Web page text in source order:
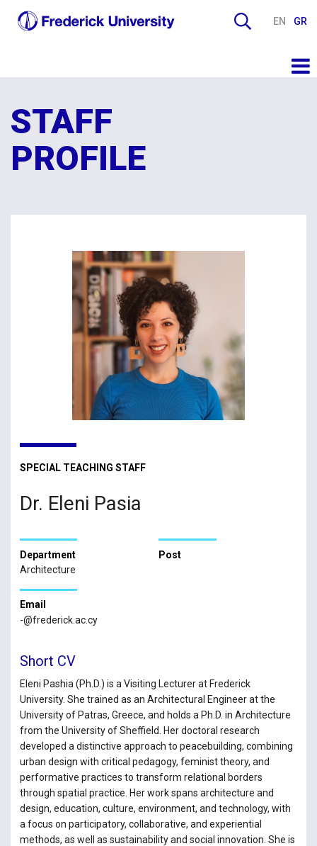
EN GR
STAFF
PROFILE
SPECIAL TEACHING STAFF
Dr. Eleni Pasia
Department
Architecture
Post
Email
-@frederick.ac.cy
Short CV
Eleni Pashia (Ph.D.) is a Visiting Lecturer at Frederick
University. She trained as an Architectural Engineer at the
University of Patras, Greece, and holds a Ph.D. in Architecture
from the University of Sheffield. Her doctoral research
developed a distinctive approach to peacebuilding, combining
urban design with critical pedagogy, feminist theory, and
performative practices to transform relational borders
through spatial practice. Her work spans architecture and
design, education, culture, environment, and technology, with
a focus on participatory, collaborative, and experiential
methods, as well as sustainability and social innovation. She is